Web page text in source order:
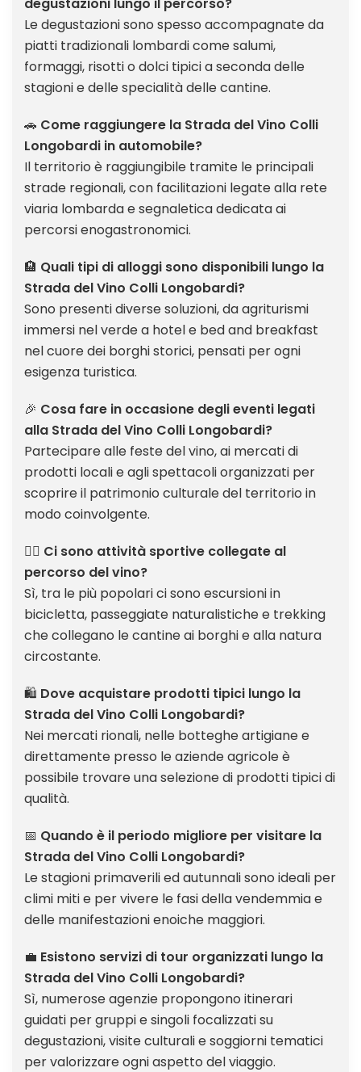
Le degustazioni sono spesso accompagnate da
piatti tradizionali lombardi come salumi,
formaggi, risotti o dolci tipici a seconda delle
stagioni e delle specialità delle cantine.
🚗 Come raggiungere la Strada del Vino Colli
Longobardi in automobile?
Il territorio è raggiungibile tramite le principali
strade regionali, con facilitazioni legate alla rete
viaria lombarda e segnaletica dedicata ai
percorsi enogastronomici.
🏨 Quali tipi di alloggi sono disponibili lungo la
Strada del Vino Colli Longobardi?
Sono presenti diverse soluzioni, da agriturismi
immersi nel verde a hotel e bed and breakfast
nel cuore dei borghi storici, pensati per ogni
esigenza turistica.
🎉 Cosa fare in occasione degli eventi legati
alla Strada del Vino Colli Longobardi?
Partecipare alle feste del vino, ai mercati di
prodotti locali e agli spettacoli organizzati per
scoprire il patrimonio culturale del territorio in
modo coinvolgente.
🚴‍♀️ Ci sono attività sportive collegate al
percorso del vino?
Sì, tra le più popolari ci sono escursioni in
bicicletta, passeggiate naturalistiche e trekking
che collegano le cantine ai borghi e alla natura
circostante.
🛍️ Dove acquistare prodotti tipici lungo la
Strada del Vino Colli Longobardi?
Nei mercati rionali, nelle botteghe artigiane e
direttamente presso le aziende agricole è
possibile trovare una selezione di prodotti tipici di
qualità.
📅 Quando è il periodo migliore per visitare la
Strada del Vino Colli Longobardi?
Le stagioni primaverili ed autunnali sono ideali per
climi miti e per vivere le fasi della vendemmia e
delle manifestazioni enoiche maggiori.
💼 Esistono servizi di tour organizzati lungo la
Strada del Vino Colli Longobardi?
Sì, numerose agenzie propongono itinerari
guidati per gruppi e singoli focalizzati su
degustazioni, visite culturali e soggiorni tematici
per valorizzare ogni aspetto del viaggio.